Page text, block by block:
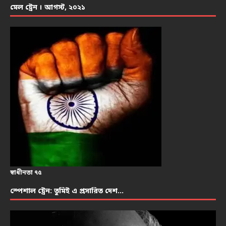
মেল ট্রেন । আগস্ট, ২০২১
স্বাধীনতা ৭৫
স্পেশাল ট্রেন: তুমিই এ প্রসারিত দেশ…